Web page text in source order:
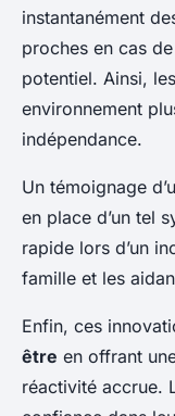
instantanément
proches en cas
potentiel. Ainsi,
environnement
indépendance.
Un témoignage
en place d’un tel
rapide lors d’un
famille et les
Enfin, ces
être en offrant
réactivité accrue.